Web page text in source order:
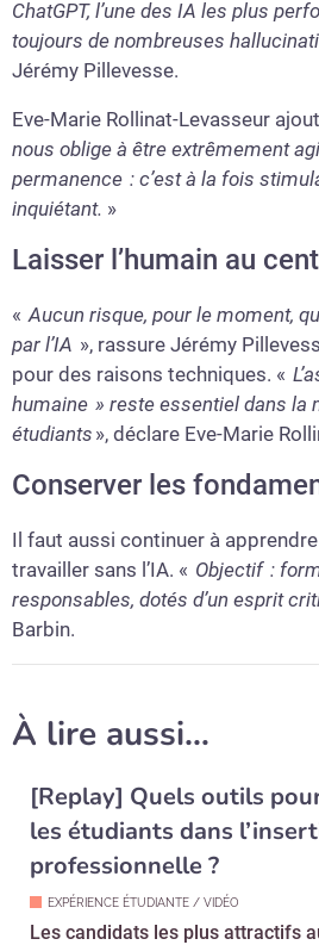
ChatGPT, l’une des IA les plus
toujours de nombreuses
Jérémy Pillevesse.
Eve-Marie Rollinat-Levasseur
nous oblige à être extrêmement
permanence : c’est à la fois
inquiétant. »
Laisser l’humain au
«Aucun risque, pour le moment,
par l’IA », rassure Jérémy
pour des raisons techniques. «
humaine » reste essentiel dans la
étudiants », déclare Eve-Marie
Conserver les
Il faut aussi continuer à
travailler sans l’IA. « Objectif :
responsables, dotés d’un esprit
Barbin.
À lire aussi…
[Replay] Quels outils
les étudiants dans
professionnelle ?
EXPÉRIENCE ÉTUDIANTE / VIDÉO
Les candidats les plus attractifs